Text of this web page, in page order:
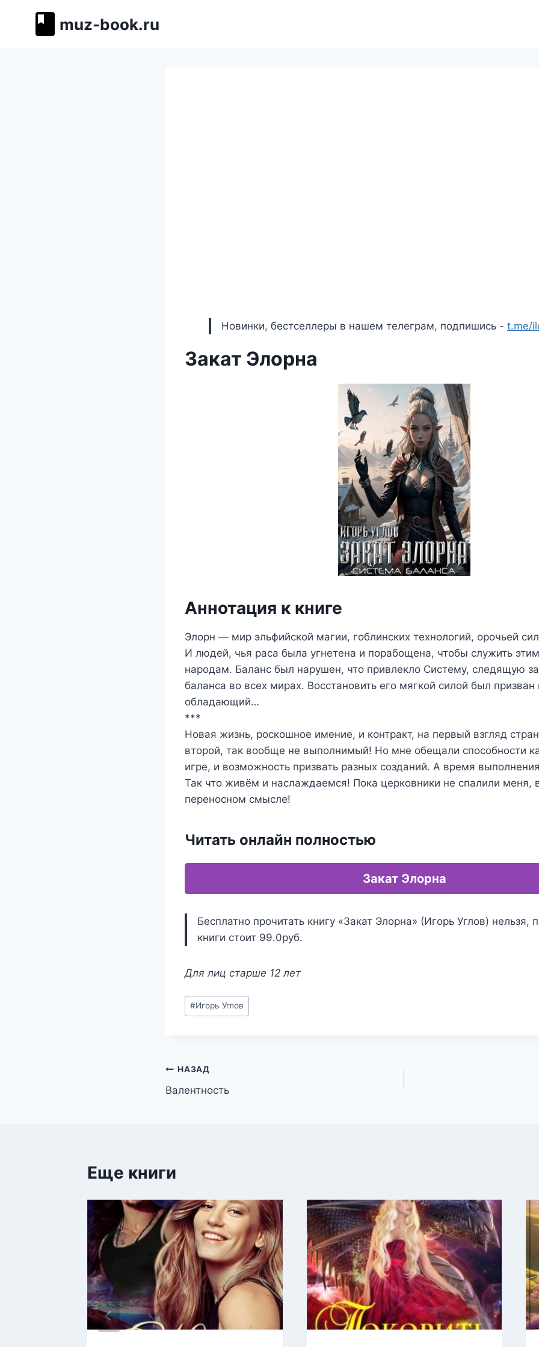
muz-book.ru
Новинки, бестселлеры в нашем телеграм, подпишись - t.me/
Закат Элорна
Аннотация к книге
Элорн — мир эльфийской магии, гоблинских технологий, орочьей
И людей, чья раса была угнетена и порабощена, чтобы служить
народам. Баланс был нарушен, что привлекло Систему, следящую
баланса во всех мирах. Восстановить его мягкой силой был призван
обладающий…
***
Новая жизнь, роскошное имение, и контракт, на первый взгляд
второй, так вообще не выполнимый! Но мне обещали способности
игре, и возможность призвать разных созданий. А время
Так что живём и наслаждаемся! Пока церковники не спалили меня,
переносном смысле!
Читать онлайн полностью
Закат Элорна
Бесплатно прочитать книгу «Закат Элорна» (Игорь Углов) нельзя,
книги стоит 99.0руб.
Для лиц старше 12 лет
Метки
записи:
#Игорь Углов
Навигация
по
НАЗАД
Валентность
Еще книги